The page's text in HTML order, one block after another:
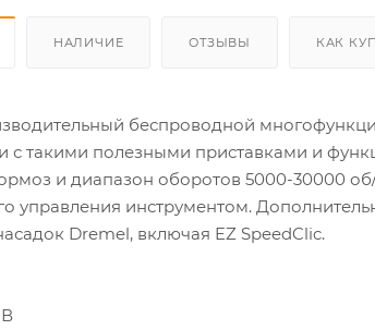
НАЛИЧИЕ ОТЗЫВЫ КАК
беспроводной
такими полезными приставками и
и диапазон оборотов 5000-30000
управления инструментом.
Dremel, включая EZ SpeedClic.